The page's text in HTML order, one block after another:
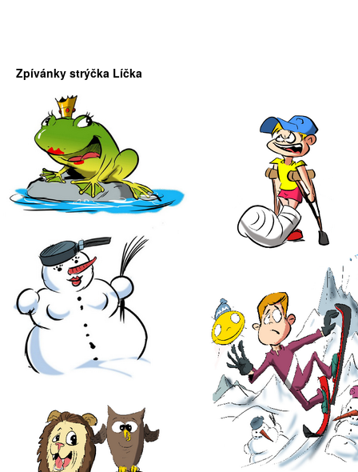
Zpívánky strýčka Líčka